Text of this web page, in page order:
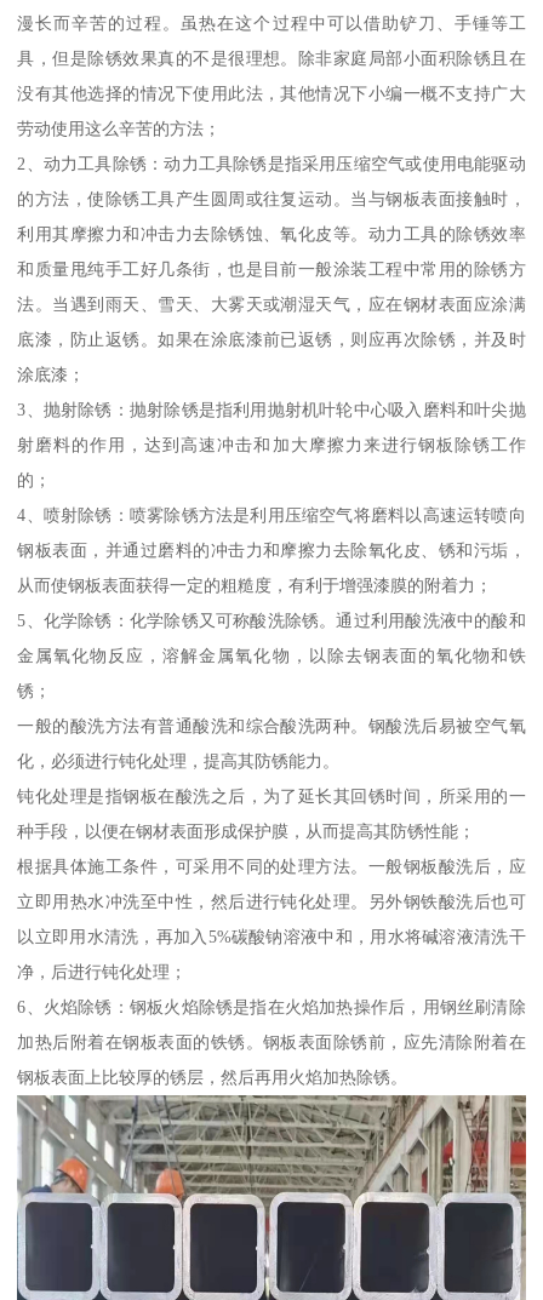
漫长而辛苦的过程。虽热在这个过程中可以借助铲刀、手锤等工
具，但是除锈效果真的不是很理想。除非家庭局部小面积除锈且在
没有其他选择的情况下使用此法，其他情况下小编一概不支持广大
劳动使用这么辛苦的方法；
2、动力工具除锈：动力工具除锈是指采用压缩空气或使用电能驱动
的方法，使除锈工具产生圆周或往复运动。当与钢板表面接触时，
利用其摩擦力和冲击力去除锈蚀、氧化皮等。动力工具的除锈效率
和质量甩纯手工好几条街，也是目前一般涂装工程中常用的除锈方
法。当遇到雨天、雪天、大雾天或潮湿天气，应在钢材表面应涂满
底漆，防止返锈。如果在涂底漆前已返锈，则应再次除锈，并及时
涂底漆；
3、抛射除锈：抛射除锈是指利用抛射机叶轮中心吸入磨料和叶尖抛
射磨料的作用，达到高速冲击和加大摩擦力来进行钢板除锈工作
的；
4、喷射除锈：喷雾除锈方法是利用压缩空气将磨料以高速运转喷向
钢板表面，并通过磨料的冲击力和摩擦力去除氧化皮、锈和污垢，
从而使钢板表面获得一定的粗糙度，有利于增强漆膜的附着力；
5、化学除锈：化学除锈又可称酸洗除锈。通过利用酸洗液中的酸和
金属氧化物反应，溶解金属氧化物，以除去钢表面的氧化物和铁
锈；
一般的酸洗方法有普通酸洗和综合酸洗两种。钢酸洗后易被空气氧
化，必须进行钝化处理，提高其防锈能力。
钝化处理是指钢板在酸洗之后，为了延长其回锈时间，所采用的一
种手段，以便在钢材表面形成保护膜，从而提高其防锈性能；
根据具体施工条件，可采用不同的处理方法。一般钢板酸洗后，应
立即用热水冲洗至中性，然后进行钝化处理。另外钢铁酸洗后也可
以立即用水清洗，再加入5%碳酸钠溶液中和，用水将碱溶液清洗干
净，后进行钝化处理；
6、火焰除锈：钢板火焰除锈是指在火焰加热操作后，用钢丝刷清除
加热后附着在钢板表面的铁锈。钢板表面除锈前，应先清除附着在
钢板表面上比较厚的锈层，然后再用火焰加热除锈。